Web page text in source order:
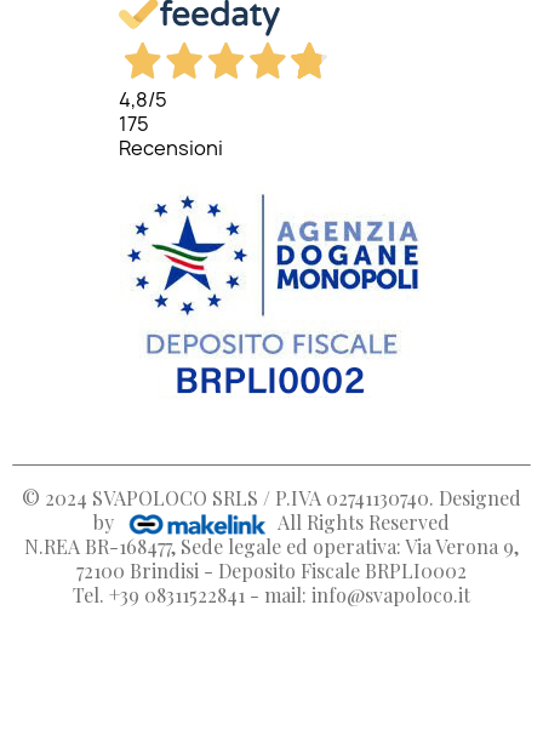
4,8/5
175
Recensioni
© 2024 SVAPOLOCO SRLS / P.IVA 02741130740. Designed
by
All Rights Reserved
N.REA BR-168477, Sede legale ed operativa: Via Verona 9,
72100 Brindisi - Deposito Fiscale BRPLI0002
Tel. +39 08311522841 - mail: info@svapoloco.it